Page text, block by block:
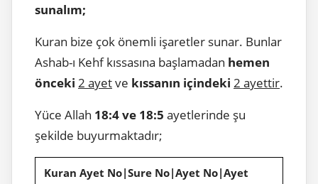
sunalım;
Kuran bize çok önemli işaretler sunar. Bunlar
Ashab-ı Kehf kıssasına başlamadan hemen
önceki 2 ayetve kıssanın içindeki 2 ayettir.
Yüce Allah 18:4 ve 18:5 ayetlerinde şu
şekilde buyurmaktadır;
Kuran Ayet No|Sure No|Ayet No|Ayet